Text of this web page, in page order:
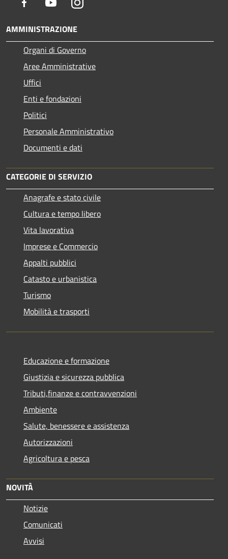
AMMINISTRAZIONE
Organi di Governo
Aree Amministrative
Uffici
Enti e fondazioni
Politici
Personale Amministrativo
Documenti e dati
CATEGORIE DI SERVIZIO
Anagrafe e stato civile
Cultura e tempo libero
Vita lavorativa
Imprese e Commercio
Appalti pubblici
Catasto e urbanistica
Turismo
Mobilità e trasporti
Educazione e formazione
Giustizia e sicurezza pubblica
Tributi,finanze e contravvenzioni
Ambiente
Salute, benessere e assistenza
Autorizzazioni
Agricoltura e pesca
NOVITÀ
Notizie
Comunicati
Avvisi